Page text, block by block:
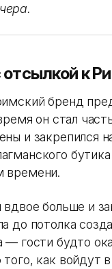
отсылкой к
бренд
он стал
и закрепился
бутика
времени.
вдвое больше и
до потолка
— гости будто
как войдут